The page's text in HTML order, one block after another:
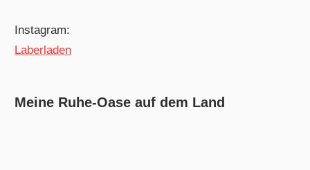
Instagram:
Laberladen
Meine Ruhe-Oase auf dem Land